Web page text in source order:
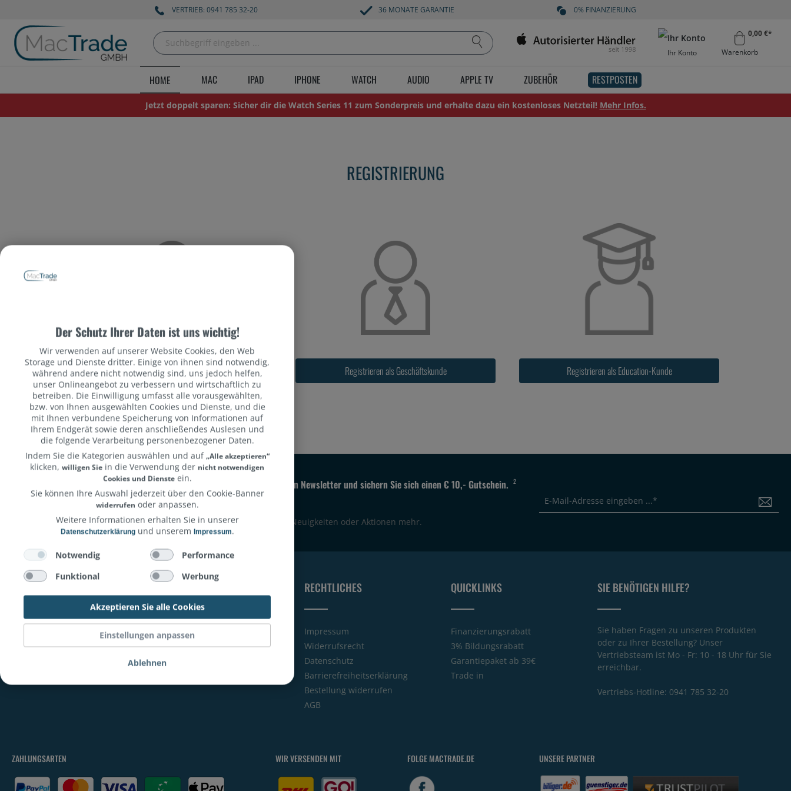
VERTRIEB: 0941 785 32-20 36 MONATE GARANTIE 0% FINANZIERUNG
Ihr Konto Warenkorb
0,00 €*
HOME MAC IPAD IPHONE WATCH AUDIO APPLE TV ZUBEHÖR RESTPOSTEN
Jetzt doppelt sparen: Sicher dir die Watch Series 11 zum Sonderpreis und erhalte dazu ein kostenloses Netzteil! Mehr Infos.
REGISTRIERUNG
Registrieren als Verbraucher (Privatkunde) Registrieren als Geschäftskunde Registrieren als Education-Kunde
Abonnieren Sie unseren Newsletter und sichern Sie sich einen € 10,- Gutschein. 2
Verpassen Sie keine Neuigkeiten oder Aktionen mehr.
Kontakt
Lieferzeiten
Versandkosten
Zahlungsarten
RECHTLICHES
Impressum
Widerrufsrecht
Datenschutz
Barrierefreiheitserklärung
Bestellung widerrufen
AGB
QUICKLINKS
Finanzierungsrabatt
3% Bildungsrabatt
Garantiepaket ab 39€
Trade in
SIE BENÖTIGEN HILFE?
Sie haben Fragen zu unseren Produkten
oder zu Ihrer Bestellung? Unser
Vertriebsteam ist Mo - Fr: 10 - 18 Uhr für Sie
erreichbar.
Vertriebs-Hotline: 0941 785 32-20
ZAHLUNGSARTEN WIR VERSENDEN MIT FOLGE MACTRADE.DE UNSERE PARTNER
Der Schutz Ihrer Daten ist uns wichtig!
Wir verwenden auf unserer Website Cookies, den Web
Storage und Dienste dritter. Einige von ihnen sind notwendig,
während andere nicht notwendig sind, uns jedoch helfen,
unser Onlineangebot zu verbessern und wirtschaftlich zu
betreiben. Die Einwilligung umfasst alle vorausgewählten,
bzw. von Ihnen ausgewählten Cookies und Dienste, und die
mit Ihnen verbundene Speicherung von Informationen auf
Ihrem Endgerät sowie deren anschließendes Auslesen und
die folgende Verarbeitung personenbezogener Daten.
Indem Sie die Kategorien auswählen und auf „Alle akzeptieren“
klicken, willigen Sie in die Verwendung der nicht notwendigen
Cookies und Diensteein.
Sie können Ihre Auswahl jederzeit über den Cookie-Banner
widerrufen oder anpassen.
Weitere Informationen erhalten Sie in unserer
Datenschutzerklärungund unserem Impressum.
Notwendig
Performance
Funktional
Werbung
Akzeptieren Sie alle Cookies
Einstellungen anpassen
Ablehnen